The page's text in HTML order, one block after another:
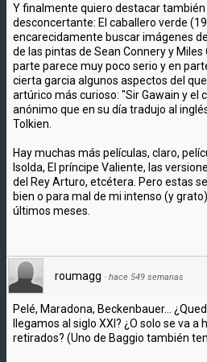
Y finalmente quiero destacar
desconcertante: El caballero verde
encarecidamente buscar imágenes
de las pintas de Sean Connery y
parte parece muy poco serio y en
cierta garcia algunos aspectos del
artúrico más curioso: "Sir Gawain y el
anónimo que en su día tradujo al
Tolkien.
Hay muchas más películas, claro,
Isolda, El príncipe Valiente, las
del Rey Arturo, etcétera. Pero estas
bien o para mal de mi intenso (y
últimos meses.
roumagg · hace 549 semanas
Pelé, Maradona, Beckenbauer...
llegamos al siglo XXI? ¿O solo se va a
retirados? (Uno de Baggio también